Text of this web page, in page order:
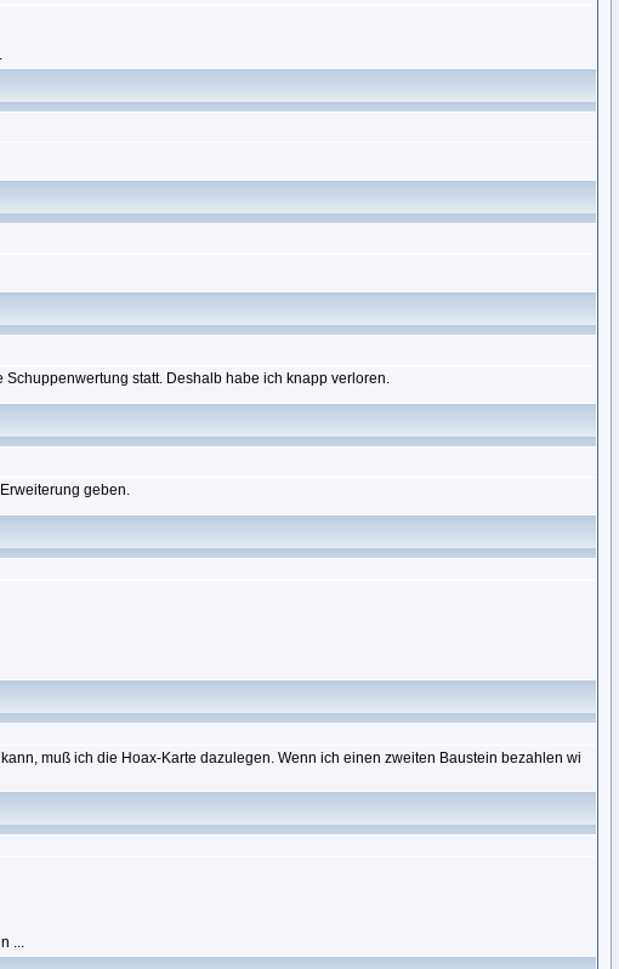
statt. Deshalb habe ich knapp verloren.
geben.
muß ich die Hoax-Karte dazulegen. Wenn ich einen zweiten Baustein bezahlen wi
...